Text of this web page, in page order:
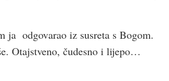
ja odgovarao iz susreta s Bogom.
Otajstveno, čudesno i lijepo…